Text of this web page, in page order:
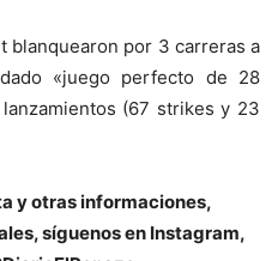
blanquearon por 3 carreras a
«juego perfecto de 28
(67 strikes y 23
y otras informaciones,
síguenos en Instagram,